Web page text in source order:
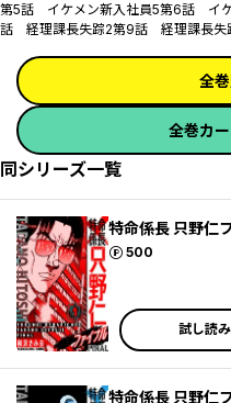
第5話 イケメン新入社員5第6話 イ
話 経理課長失踪2第9話 経理課長失
全
全巻カ
同シリーズ一覧
特命係長 只野
500
ポイント
試し読み
特命係長 只野